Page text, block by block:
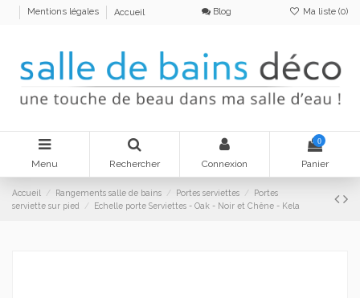
Mentions légales Accueil Blog Ma liste (0)
Menu Rechercher Connexion
0
Panier
Accueil Rangements salle de bains Portes serviettes
Portes
serviette sur pied
Echelle porte Serviettes - Oak - Noir et Chêne - Kela